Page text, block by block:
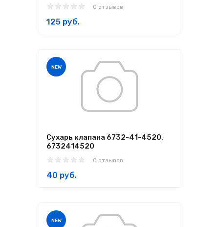
0 отзывов
125 руб.
NEW
Сухарь клапана 6732-41-4520,
6732414520
0 отзывов
40 руб.
NEW